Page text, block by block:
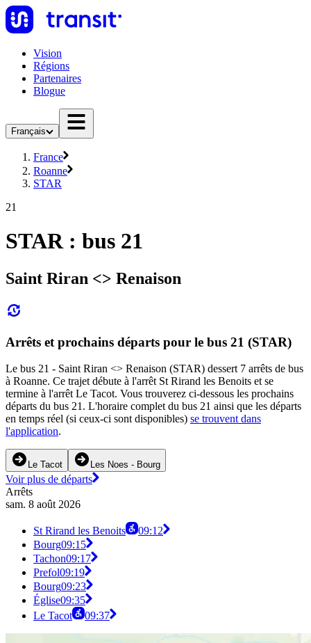
Vision
Régions
Partenaires
Blogue
Français
France
Roanne
STAR
21
STAR : bus 21
Saint Riran <> Renaison
Arrêts et prochains départs pour le bus 21 (STAR)
Le bus 21 - Saint Riran <> Renaison (STAR) dessert 7 arrêts de bus
à Roanne. Ce trajet débute à l'arrêt St Rirand les Benoits et se
termine à l'arrêt Le Tacot. Vous trouverez ci-dessous les prochains
départs du bus 21. L'horaire complet du bus 21 ainsi que les départs
en temps réel (si ceux-ci sont disponibles) se trouvent dans
l'application.
Le Tacot Les Noes - Bourg
Voir plus de départs
Arrêts
sam. 8 août 2026
St Rirand les Benoits
09:12
Bourg09:15
Tachon09:17
Prefol09:19
Bourg09:23
Église09:35
Le Tacot
09:37